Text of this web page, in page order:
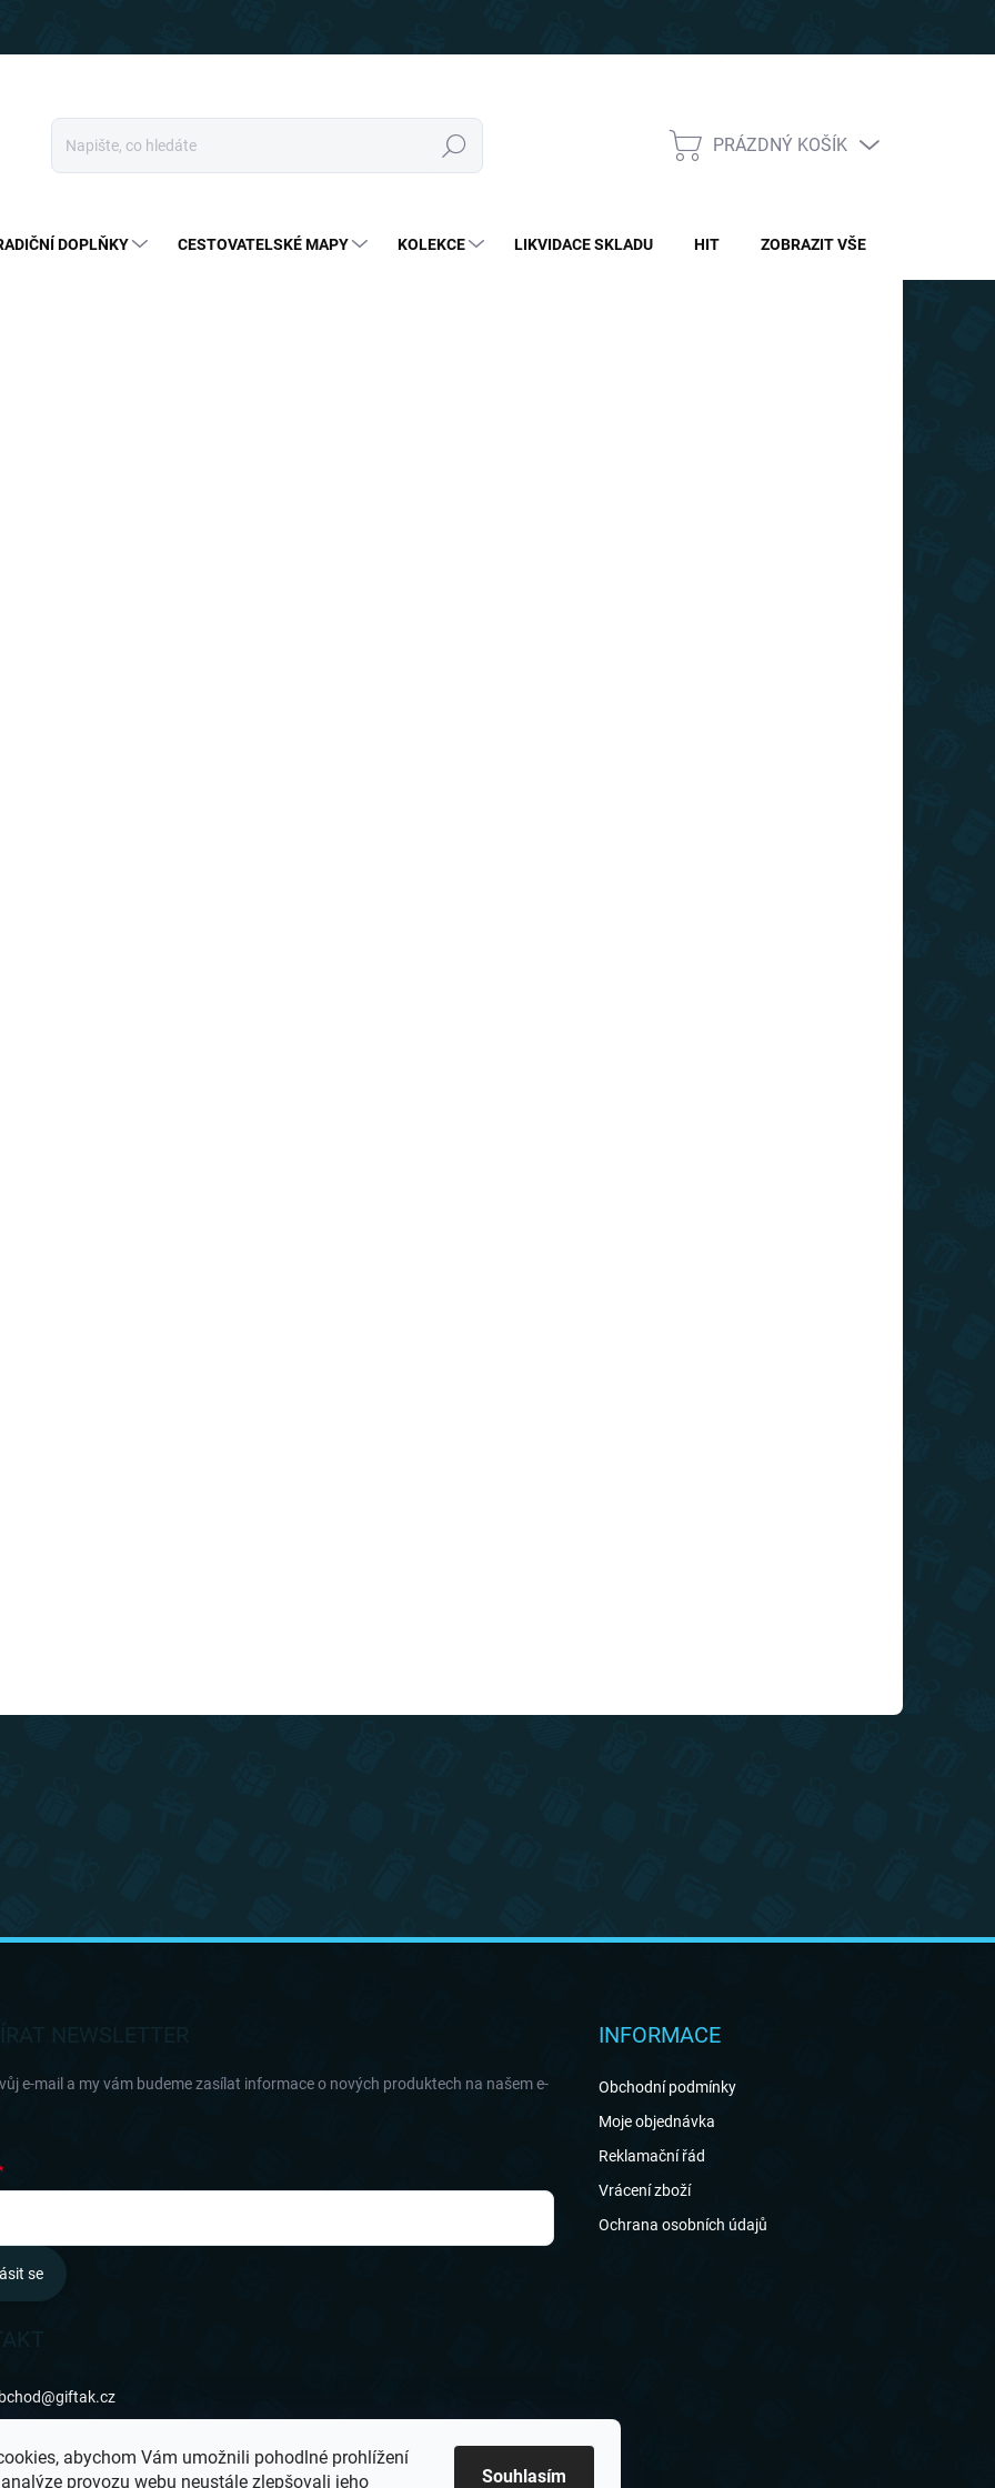
abychom Vám umožnili pohodlné prohlížení
provozu webu neustále zlepšovali jeho
Souhlasím
Hledat
NÁKUPNÍ
PRÁZDNÝ KOŠÍK
DOPLŇKY CESTOVATELSKÉ MAPY KOLEKCE LIKVIDACE SKLADU HIT ZOBRAZIT VŠE
NEWSLETTER
e-mail a my vám budeme zasílat informace o nových produktech na našem e-
se
INFORMACE
Obchodní podmínky
Moje objednávka
Reklamační řád
Vrácení zboží
Ochrana osobních údajů
@giftak.cz
se mi líbí!